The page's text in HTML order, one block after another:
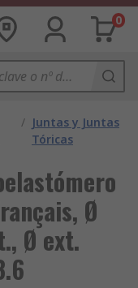
0
/ Juntas y Juntas
Tóricas
Ø
Ø ext.